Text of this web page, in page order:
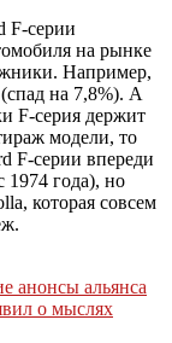
F-серии
на рынке
Например,
на 7,8%). А
F-серия держит
модели, то
серии впереди
1974 года), но
которая совсем
анонсы альянса
о мыслях